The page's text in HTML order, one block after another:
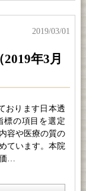
年3月
2019/03/01
おります日本透
標の項目を選定
容や医療の質の
ています。本院
価…